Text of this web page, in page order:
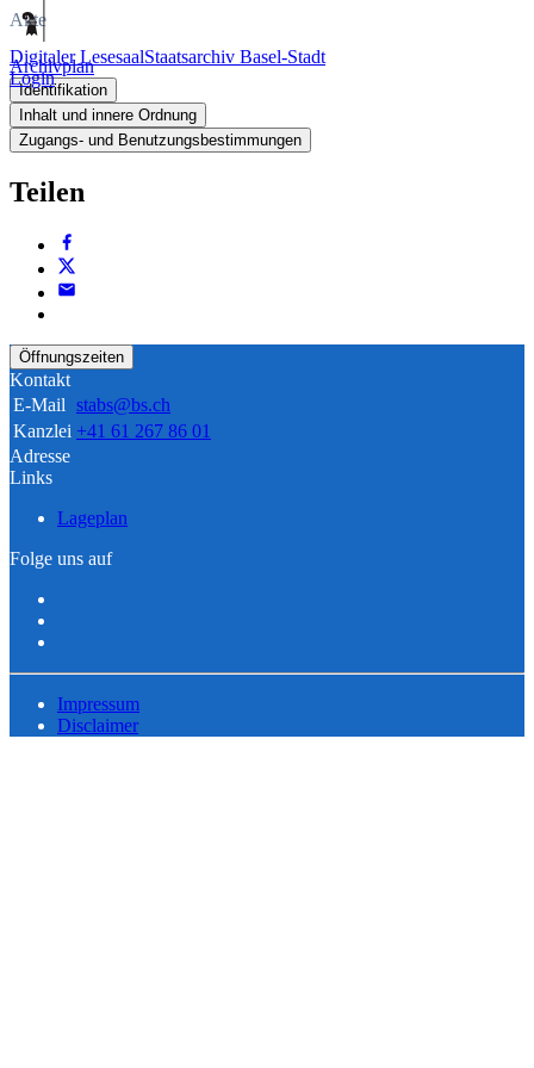
Digitaler LesesaalStaatsarchiv Basel-Stadt
Login
Akte
Archivplan
Identifikation
Inhalt und innere Ordnung
Zugangs- und Benutzungsbestimmungen
Teilen
Öffnungszeiten
Kontakt
E-Mail stabs@bs.ch
Kanzlei +41 61 267 86 01
Adresse
Links
Lageplan
Folge uns auf
Impressum
Disclaimer